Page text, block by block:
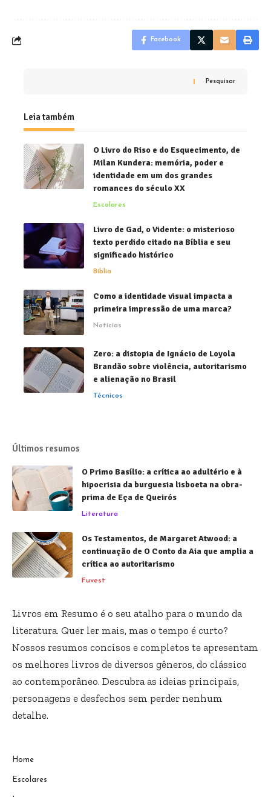
Facebook
Pesquisar
Leia também
O Livro do Riso e do Esquecimento, de
Milan Kundera: memória, poder e
identidade em um dos grandes
romances do século XX
Escolares
Livro de Gad, o Vidente: o misterioso
texto perdido citado na Bíblia e seu
significado histórico
Bíblia
Como a identidade visual impacta a
primeira impressão de uma marca?
Notícias
Zero: a distopia de Ignácio de Loyola
Brandão sobre violência, autoritarismo
e alienação no Brasil
Técnicos
Últimos resumos
O Primo Basílio: a crítica ao adultério e à
hipocrisia da burguesia lisboeta na obra-
prima de Eça de Queirós
Literatura
Os Testamentos, de Margaret Atwood: a
continuação de O Conto da Aia que amplia a
crítica ao autoritarismo
Fuvest
Livros em Resumo é o seu atalho para o mundo da
literatura. Quer ler mais, mas o tempo é curto?
Nossos resumos concisos e completos te apresentam
os melhores livros de diversos gêneros, do clássico
ao contemporâneo. Descubra as ideias principais,
personagens e desfechos sem perder nenhum
detalhe.
Home
Escolares